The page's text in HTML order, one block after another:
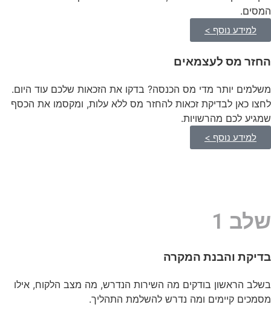
המסים.
למידע נוסף >
החזר מס לעצמאים
משלמים יותר מדי מס הכנסה? בדקו את הזכאות שלכם עוד היום.
לחצו כאן לבדיקת זכאות להחזר מס ללא עלות, ומקסמו את הכסף
שמגיע לכם מהרשויות.
למידע נוסף >
שלב 1
בדיקת והבנת המקרה
בשלב הראשון בודקים מה השירות הנדרש, מה מצב הלקוח, אילו
מסמכים קיימים ומה נדרש להשלמת התהליך.